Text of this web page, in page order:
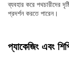
ব্যবহার করে পথচারীদের
প্রদর্শন করতে পারেন।
প্যাকেজিং এবং